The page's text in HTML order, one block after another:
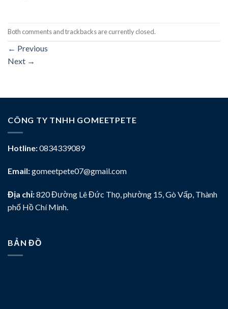
Both comments and trackbacks are currently closed.
← Previous
Next →
CÔNG TY TNHH GOMEETPETE
Hotline:0834339089
Email:gomeetpete07@gmail.com
Địa chỉ:820 Đường Lê Đức Thọ, phường 15, Gò Vấp, Thành
phố Hồ Chí Minh.
BẢN ĐỒ